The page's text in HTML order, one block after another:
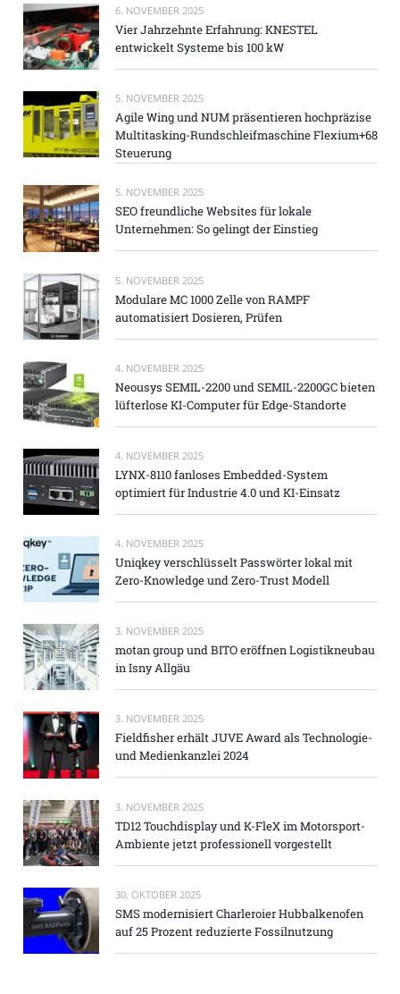
6. NOVEMBER 2025
Vier Jahrzehnte Erfahrung: KNESTEL
entwickelt Systeme bis 100 kW
5. NOVEMBER 2025
Agile Wing und NUM präsentieren hochpräzise
Multitasking-Rundschleifmaschine Flexium+68
Steuerung
5. NOVEMBER 2025
SEO freundliche Websites für lokale
Unternehmen: So gelingt der Einstieg
5. NOVEMBER 2025
Modulare MC 1000 Zelle von RAMPF
automatisiert Dosieren, Prüfen
4. NOVEMBER 2025
Neousys SEMIL-2200 und SEMIL-2200GC bieten
lüfterlose KI-Computer für Edge-Standorte
4. NOVEMBER 2025
LYNX-8110 fanloses Embedded-System
optimiert für Industrie 4.0 und KI-Einsatz
4. NOVEMBER 2025
Uniqkey verschlüsselt Passwörter lokal mit
Zero-Knowledge und Zero-Trust Modell
3. NOVEMBER 2025
motan group und BITO eröffnen Logistikneubau
in Isny Allgäu
3. NOVEMBER 2025
Fieldfisher erhält JUVE Award als Technologie-
und Medienkanzlei 2024
3. NOVEMBER 2025
TD12 Touchdisplay und K-FleX im Motorsport-
Ambiente jetzt professionell vorgestellt
30. OKTOBER 2025
SMS modernisiert Charleroier Hubbalkenofen
auf 25 Prozent reduzierte Fossilnutzung